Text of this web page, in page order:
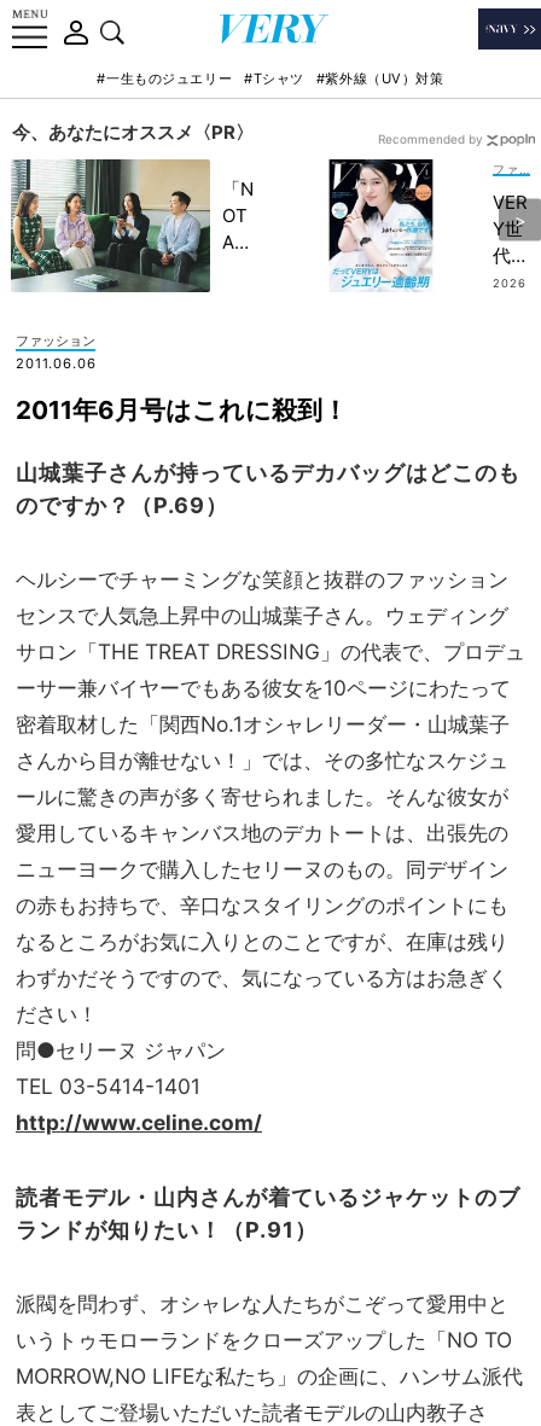
#一生ものジュエリー #Tシャツ #紫外線（UV）対策
今、あなたにオススメ〈PR〉
「N
OT
A
記憶
に一
る
旅】
を
VER
Y世
代の
【後
を大
VER
Y20
26
年8
月号
2026
Recommended by
ファッション
2011.06.06
2011年6月号はこれに殺到！
山城葉子さんが持っているデカバッグはどこのも
のですか？（P.69）
ヘルシーでチャーミングな笑顔と抜群のファッション
センスで人気急上昇中の山城葉子さん。ウェディング
サロン「THE TREAT DRESSING」の代表で、プロデュ
ーサー兼バイヤーでもある彼女を10ページにわたって
密着取材した「関西No.1オシャレリーダー・山城葉子
さんから目が離せない！」では、その多忙なスケジュ
ールに驚きの声が多く寄せられました。そんな彼女が
愛用しているキャンバス地のデカトートは、出張先の
ニューヨークで購入したセリーヌのもの。同デザイン
の赤もお持ちで、辛口なスタイリングのポイントにも
なるところがお気に入りとのことですが、在庫は残り
わずかだそうですので、気になっている方はお急ぎく
ださい！
問●セリーヌ ジャパン
TEL 03-5414-1401
http://www.celine.com/
読者モデル・山内さんが着ているジャケットのブ
ランドが知りたい！（P.91）
派閥を問わず、オシャレな人たちがこぞって愛用中と
いうトゥモローランドをクローズアップした「NO TO
MORROW,NO LIFEな私たち」の企画に、ハンサム派代
表としてご登場いただいた読者モデルの山内教子さ